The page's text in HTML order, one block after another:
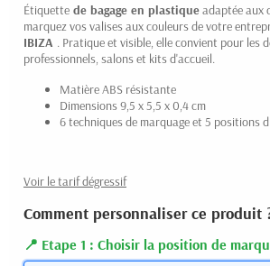
Étiquette de bagage en plastiqueadaptée aux
marquez vos valises aux couleurs de votre
IBIZA
. Pratique et visible, elle convient pour les
professionnels, salons et kits d'accueil.
Matière ABS résistante
Dimensions 9,5 x 5,5 x 0,4 cm
6 techniques de marquage et 5 positions
Voir le tarif dégressif
Comment personnaliser ce produit
Etape 1 : Choisir la position de